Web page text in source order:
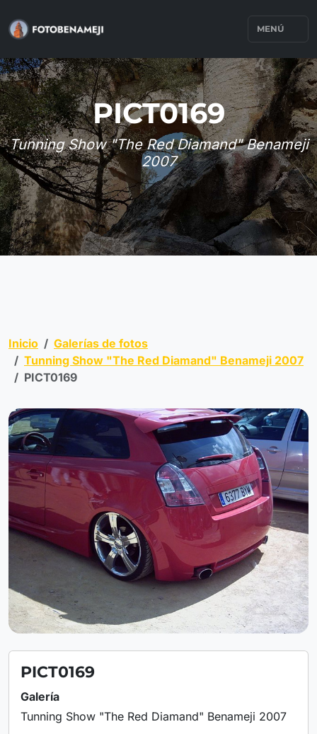
MENÚ
PICT0169
Tunning Show "The Red Diamand" Benameji
2007
Inicio
Galerías de fotos
Tunning Show "The Red Diamand" Benameji 2007
PICT0169
PICT0169
Galería
Tunning Show "The Red Diamand" Benameji 2007